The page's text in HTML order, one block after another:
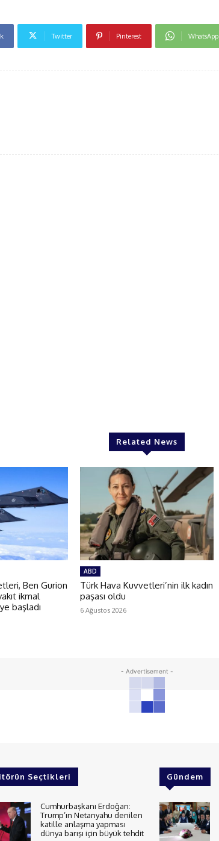
Twitter Pinterest WhatsApp
Related News
Ben Gurion
ikmal
başladı
ABD
Türk Hava Kuvvetleri’nin ilk kadın
paşası oldu
6 Ağustos 2026
- Advertisement -
Seçtikleri
Cumhurbaşkanı Erdoğan:
Trump’ın Netanyahu denilen
katille anlaşma yapması
dünya barışı için büyük tehdit
Gündem